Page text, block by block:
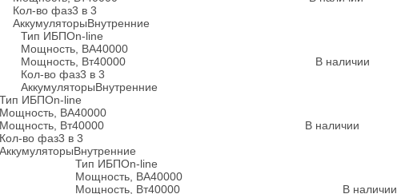
Кол-во фаз3 в 3
АккумуляторыВнутренние
Тип ИБПOn-line
Мощность, ВА40000
Мощность, Вт40000
Кол-во фаз3 в 3
АккумуляторыВнутренние
В наличии
Тип ИБПOn-line
Мощность, ВА40000
Мощность, Вт40000
Кол-во фаз3 в 3
АккумуляторыВнутренние
В наличии
Тип ИБПOn-line
Мощность, ВА40000
Мощность, Вт40000
В наличии